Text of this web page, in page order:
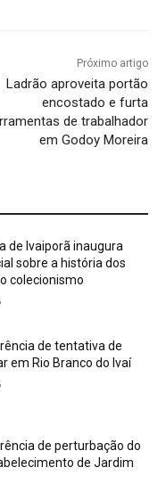
Próximo artigo
Ladrão aproveita portão
encostado e furta
de trabalhador
em Godoy Moreira
de Ivaiporã inaugura
sobre a história dos
colecionismo
de tentativa de
em Rio Branco do Ivaí
de perturbação do
de Jardim